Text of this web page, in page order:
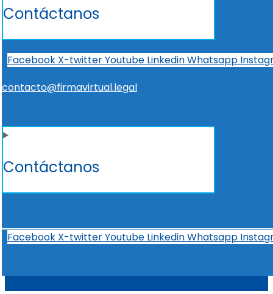
Contáctanos
Facebook X-twitterYoutube LinkedinWhatsapp
contacto@firmavirtual.legal
Contáctanos
Facebook X-twitterYoutube LinkedinWhatsapp